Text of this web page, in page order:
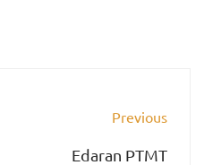
Previous
Edaran PTMT